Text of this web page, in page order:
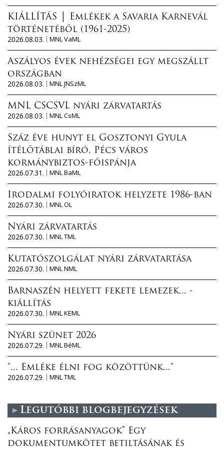
KIÁLLÍTÁS │ Emlékek a Savaria Karnevál
történetéből (1961-2025)
2026.08.03.
MNL VaML
Aszályos évek nehézségei egy megszállt
országban
2026.08.03.
MNL JNSzML
MNL CSCSVL nyári zárvatartás
2026.08.03.
MNL CsML
Száz éve hunyt el Gosztonyi Gyula
ítélőtáblai bíró, Pécs város
kormánybiztos-főispánja
2026.07.31.
MNL BaML
Irodalmi folyóiratok helyzete 1986-ban
2026.07.30.
MNL OL
Nyári zárvatartás
2026.07.30.
MNL TML
Kutatószolgálat nyári zárvatartása
2026.07.30.
MNL NML
Barnaszén helyett fekete lemezek... -
kiállítás
2026.07.30.
MNL KEML
Nyári szünet 2026
2026.07.29.
MNL BéML
"... Emléke élni fog közöttünk..."
2026.07.29.
MNL TML
Legutóbbi blogbejegyzések
„Káros forrásanyagok” Egy
dokumentumkötet betiltásának és